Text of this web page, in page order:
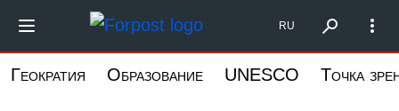
основному
Форпост Северо-Запад
RU
Геократия Образование UNESCO Точка